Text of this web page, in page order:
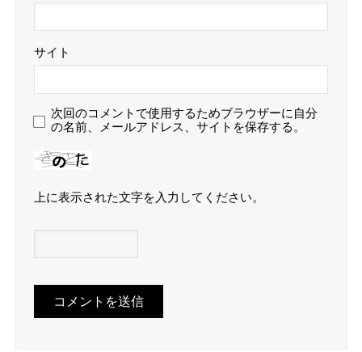
サイト
次回のコメントで使用するためブラウザーに自分
の名前、メールアドレス、サイトを保存する。
上に表示された文字を入力してください。